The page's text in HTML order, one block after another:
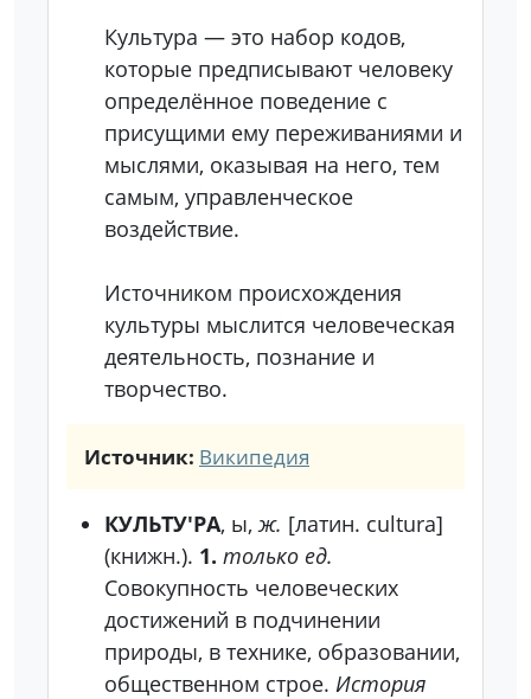
Культура — это набор кодов,
которые предписывают человеку
определённое поведение с
присущими ему переживаниями и
мыслями, оказывая на него, тем
самым, управленческое
воздействие.
Источником происхождения
культуры мыслится человеческая
деятельность, познание и
творчество.
Источник: Википедия
КУЛЬТУ'РА, ы,ж. [латин. cultura]
(книжн.). 1. только ед.
Совокупность человеческих
достижений в подчинении
природы, в технике, образовании,
общественном строе. История